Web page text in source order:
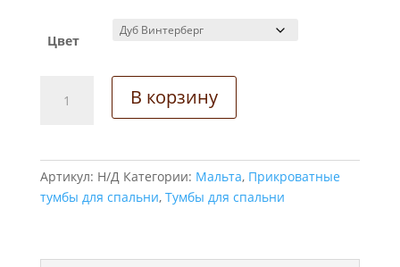
Цвет
товара
"Мальта"
В корзину
Артикул: Н/Д Категории: Мальта, Прикроватные
тумбы для спальни, Тумбы для спальни